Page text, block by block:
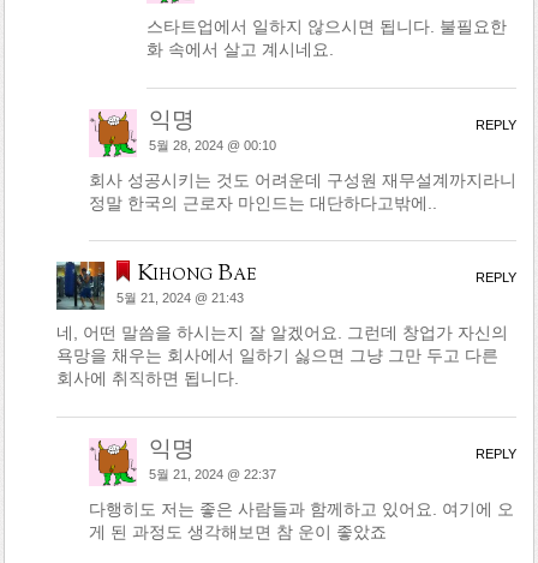
스타트업에서 일하지 않으시면 됩니다. 불필요한
화 속에서 살고 계시네요.
익명
5월 28, 2024 @ 00:10
회사 성공시키는 것도 어려운데 구성원 재무설계까지라니
정말 한국의 근로자 마인드는 대단하다고밖에..
REPLY
Kihong Bae
5월 21, 2024 @ 21:43
네, 어떤 말씀을 하시는지 잘 알겠어요. 그런데 창업가 자신의
욕망을 채우는 회사에서 일하기 싫으면 그냥 그만 두고 다른
회사에 취직하면 됩니다.
REPLY
익명
5월 21, 2024 @ 22:37
다행히도 저는 좋은 사람들과 함께하고 있어요. 여기에 오
게 된 과정도 생각해보면 참 운이 좋았죠
REPLY